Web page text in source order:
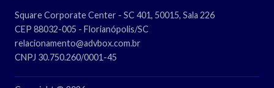
Square Corporate Center - SC 401, 50015, Sala 226
CEP 88032-005 - Florianópolis/SC
relacionamento@advbox.com.br
CNPJ 30.750.260/0001-45